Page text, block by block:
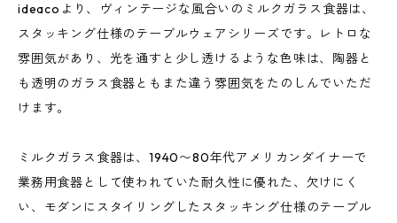
ideacoより、ヴィンテージな風合いのミルクガラス食器は、
スタッキング仕様のテーブルウェアシリーズです。レトロな
雰囲気があり、光を通すと少し透けるような色味は、陶器と
も透明のガラス食器ともまた違う雰囲気をたのしんでいただ
けます。
ミルクガラス食器は、1940〜80年代アメリカンダイナーで
業務用食器として使われていた耐久性に優れた、欠けにく
い、モダンにスタイリングしたスタッキング仕様のテーブル